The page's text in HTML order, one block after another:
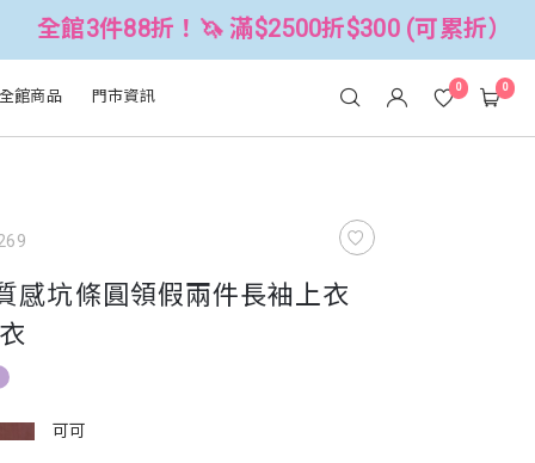
88折！🦄 滿$2500折$300 (可累折）
全館商品 門市資訊 0 0
感坑條圓領假兩件長袖上衣
可可